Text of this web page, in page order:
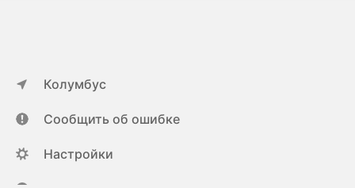
Колумбус
Сообщить об ошибке
Настройки